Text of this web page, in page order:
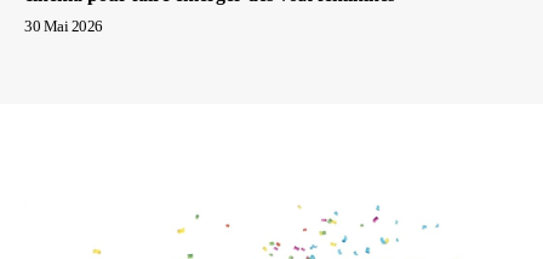
30 Mai 2026